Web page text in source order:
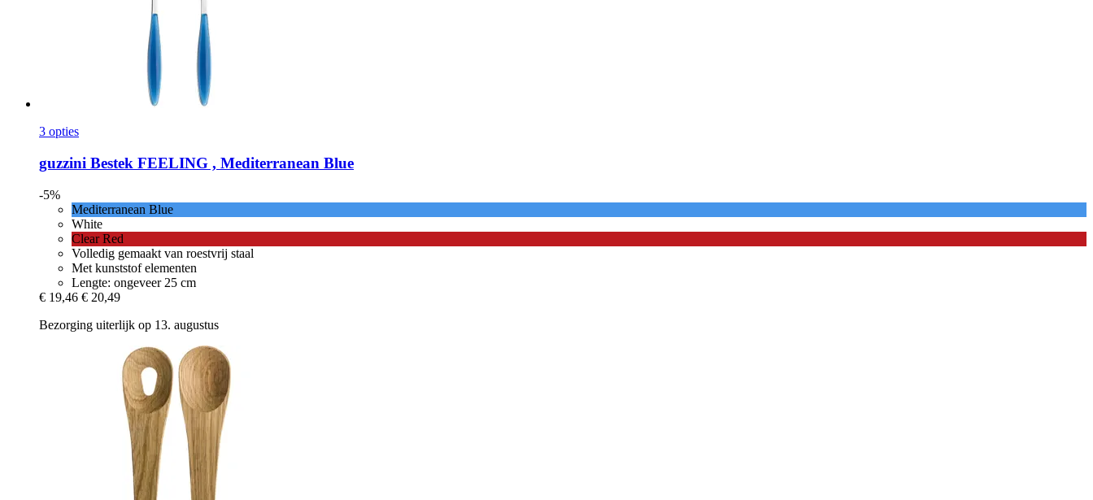
3 opties
guzzini Bestek FEELING , Mediterranean Blue
-5%
Mediterranean Blue
White
Clear Red
Volledig gemaakt van roestvrij staal
Met kunststof elementen
Lengte: ongeveer 25 cm
€ 19,46 € 20,49
Bezorging uiterlijk op 13. augustus